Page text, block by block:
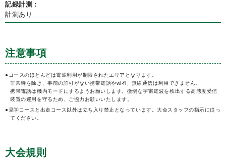
記録計測：
計測あり
注意事項
●コースのほとんどは電波利用が制限されたエリアとなります。
非常時を除き、事前の許可がない携帯電話やwi-fi、無線通信は利用できません。
携帯電話は機内モードにするようお願いします。微弱な宇宙電波を検出する高感度受信
装置の運用を守るため、ご協力お願いいたします。
●見学コースと出走コース以外は立ち入り禁止となっています。大会スタッフの指示に従っ
てください。
大会規則